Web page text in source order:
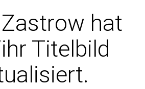
hat
Titelbild